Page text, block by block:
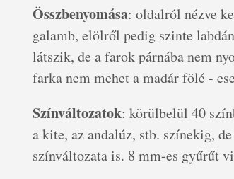
Összbenyomása: oldalról nézve
galamb, elölről pedig szinte
látszik, de a farok párnába nem
farka nem mehet a madár fölé -
Színváltozatok: körülbelül 40
a kite, az andalúz, stb. színekig,
színváltozata is. 8 mm-es gyűrűt